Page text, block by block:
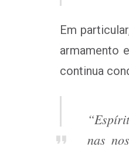
Em
armamento
continua
nas